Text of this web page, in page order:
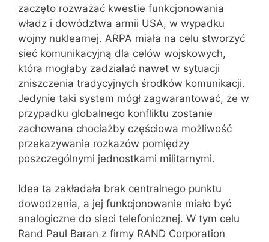
zaczęto rozważać kwestie funkcjonowania
władz i dowództwa armii USA, w wypadku
wojny nuklearnej. ARPA miała na celu stworzyć
sieć komunikacyjną dla celów wojskowych,
która mogłaby zadziałać nawet w sytuacji
zniszczenia tradycyjnych środków komunikacji.
Jedynie taki system mógł zagwarantować, że w
przypadku globalnego konfliktu zostanie
zachowana chociażby częściowa możliwość
przekazywania rozkazów pomiędzy
poszczególnymi jednostkami militarnymi.
Idea ta zakładała brak centralnego punktu
dowodzenia, a jej funkcjonowanie miało być
analogiczne do sieci telefonicznej. W tym celu
Rand Paul Baran z firmy RAND Corporation